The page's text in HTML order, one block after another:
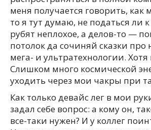
меня получается говорить, как
то я тут думаю, не податься ли
рубят неплохое, а делов-то —
потолок да сочиняй сказки про
мега- и ультратехнологии.
Слишком много космической
уходить через мои чакры при
Как только девайс лег в мои
задал себе вопрос: а кому он,
все-таки нужен? И у коллег